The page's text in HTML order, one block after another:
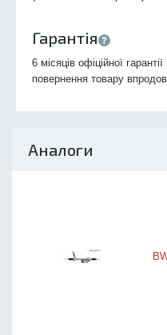
Гарантія
6 місяців офіційної
повернення товару
Аналоги